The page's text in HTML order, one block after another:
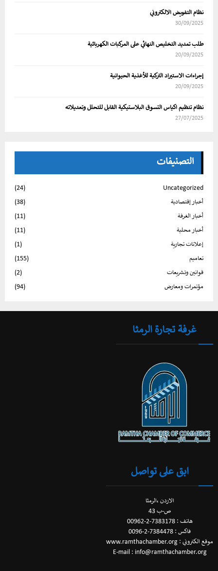
نظام التفويض الالكتروني
30/09/2025
طلب تمديد التخليص النهائي على المركبات الكهربائية
20/09/2025
إجراءات الاستيراد التركية للأغذية الحيوانية
20/09/2025
نظام تنظيم اكياس التسوق البلاستيكية القابل للتحلل وتعديلاته
27/07/2025
التصنيفات
Uncategorized
(24)
أخبار إقتصادية
(38)
أخبار الغرفة
(11)
أخبار محلية
(11)
إعلانات تجارية
(1)
تعاميم
(155)
قوانين وتشريعات
(2)
مؤتمرات ومعارض
(94)
غرفة تجارة الرمثا
ابق على تواصل
الاردن ،الرمثا
ص-ب 43
هاتف : 7383178-2-00962
فاكس : 7384478-2-0096
موقع الكتروني : www.ramthachamber.org
E-mail : info@ramthachamber.org